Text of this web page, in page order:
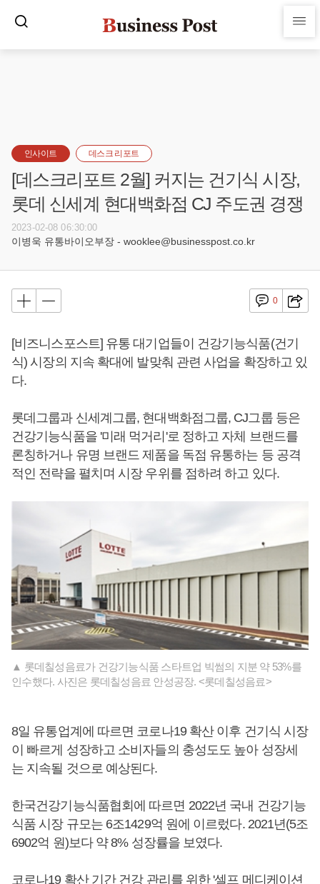
인사이트 데스크 리포트
[데스크리포트 2월] 커지는 건기식 시장,
롯데 신세계 현대백화점 CJ 주도권 경쟁
2023-02-08 06:30:00
이병욱 유통바이오부장 - wooklee@businesspost.co.kr
0
[비즈니스포스트] 유통 대기업들이 건강기능식품(건기
식) 시장의 지속 확대에 발맞춰 관련 사업을 확장하고 있
다.
롯데그룹과 신세계그룹, 현대백화점그룹, CJ그룹 등은
건강기능식품을 '미래 먹거리'로 정하고 자체 브랜드를
론칭하거나 유명 브랜드 제품을 독점 유통하는 등 공격
적인 전략을 펼치며 시장 우위를 점하려 하고 있다.
▲ 롯데칠성음료가 건강기능식품 스타트업 빅썸의 지분 약 53%를
인수했다. 사진은 롯데칠성음료 안성공장. <롯데칠성음료>
8일 유통업계에 따르면 코로나19 확산 이후 건기식 시장
이 빠르게 성장하고 소비자들의 충성도도 높아 성장세
는 지속될 것으로 예상된다.
한국건강기능식품협회에 따르면 2022년 국내 건강기능
식품 시장 규모는 6조1429억 원에 이르렀다. 2021년(5조
6902억 원)보다 약 8% 성장률을 보였다.
코로나19 확산 기간 건강 관리를 위한 '셀프 메디케이션